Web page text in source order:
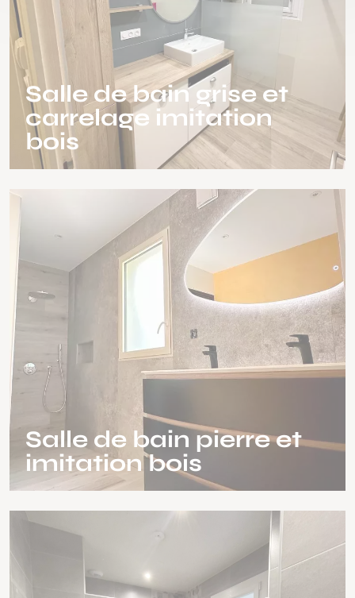
Salle de bain grise et
carrelage imitation
bois
Salle de bain pierre et
imitation bois